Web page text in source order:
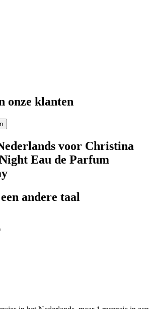
onze klanten
voor Christina
Eau de Parfum
andere taal